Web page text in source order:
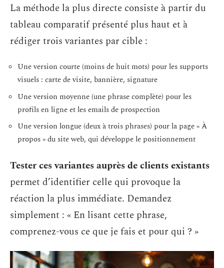
La méthode la plus directe consiste à partir du
tableau comparatif présenté plus haut et à
rédiger trois variantes par cible :
Une version courte (moins de huit mots) pour les supports
visuels : carte de visite, bannière, signature
Une version moyenne (une phrase complète) pour les
profils en ligne et les emails de prospection
Une version longue (deux à trois phrases) pour la page « À
propos » du site web, qui développe le positionnement
Tester ces variantes auprès de clients existants
permet d’identifier celle qui provoque la
réaction la plus immédiate. Demandez
simplement : « En lisant cette phrase,
comprenez-vous ce que je fais et pour qui ? »